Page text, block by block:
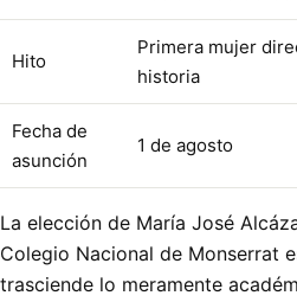
Hito
Primera mujer
historia
Fecha de
asunción
1 de agosto
La elección de María José
Colegio Nacional de Monserrat
trasciende lo meramente